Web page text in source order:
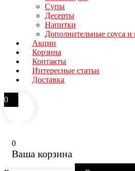
Супы
Десерты
Напитки
Дополнительные соуса и
Акции
Корзина
Контакты
Интересные статьи
Доставка
0
0
Ваша корзина